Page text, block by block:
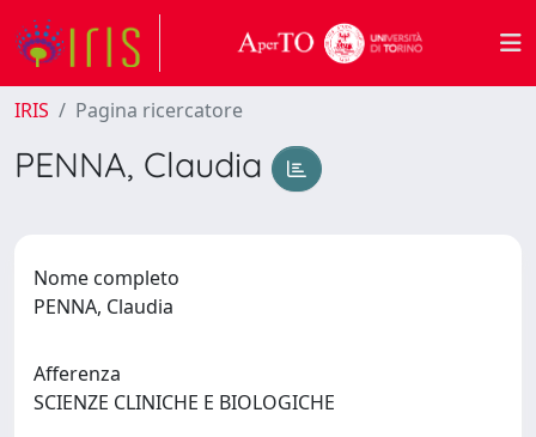
IRIS Pagina ricercatore
PENNA, Claudia
Nome completo
PENNA, Claudia
Afferenza
SCIENZE CLINICHE E BIOLOGICHE